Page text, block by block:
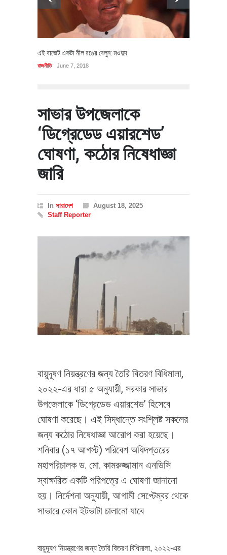
এই বাজেট একটা নীল রঙের বেলুন: মওদুদ
রাজনীতি June 7, 2018
সাভার উপজেলাকে
‘ডিগ্রেডেড এয়ারশেড’
ঘোষণা, কঠোর নিষেধাজ্ঞা
জারি
In সারাদেশ
August 18, 2025
Staff Reporter
বায়ুদূষণ নিয়ন্ত্রণের জন্য তৈরি বিতরণ বিধিমালা,
২০২২-এর ধারা ৫ অনুযায়ী, সরকার সাভার
উপজেলাকে ‘ডিগ্রেডেড এয়ারশেড’ হিসেবে
ঘোষণা করেছে। এই সিদ্ধান্তে সংশ্লিষ্ট সকলের
জন্য কঠোর নিষেধাজ্ঞা আরোপ করা হয়েছে।
শনিবার (১৭ আগস্ট) পরিবেশ অধিদপ্তরের
মহাপরিচালক ড. মো. কামরুজ্জামান এনডিসি
স্বাক্ষরিত একটি পরিপত্রে এ ঘোষণা জানানো
হয়। নির্দেশনা অনুযায়ী, আগামী সেপ্টেম্বর থেকে
সাভারে কোন ইটভাটা চালানো যাবে
বায়ুদূষণ নিয়ন্ত্রণের জন্য তৈরি বিতরণ বিধিমালা, ২০২২-এর